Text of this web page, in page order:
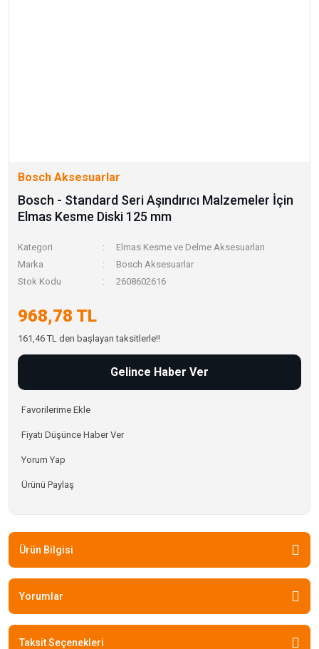
Bosch Aksesuarlar
Bosch - Standard Seri Aşındırıcı Malzemeler İçin
Elmas Kesme Diski 125 mm
Kategori
Elmas Kesme ve Delme Aksesuarları
Marka
Bosch Aksesuarlar
Stok Kodu
2608602616
968,78 TL
161,46 TL den başlayan taksitlerle!!
Gelince Haber Ver
Fiyatı Düşünce Haber Ver
Yorum Yap
Ürünü Paylaş
Ürün Bilgisi
Yorumlar
Taksit Seçenekleri